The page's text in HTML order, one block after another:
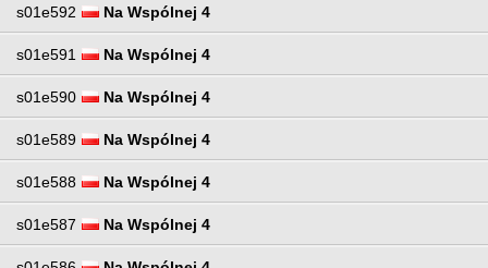
s01e592 Na Wspólnej 4
s01e591 Na Wspólnej 4
s01e590 Na Wspólnej 4
s01e589 Na Wspólnej 4
s01e588 Na Wspólnej 4
s01e587 Na Wspólnej 4